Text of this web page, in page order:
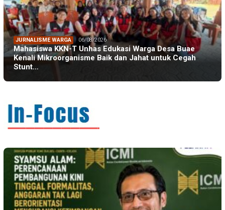
JURNALISME WARGA 06/08/2026
Mahasiswa KKN-T Unhas Edukasi Warga Desa Buae
Kenali Mikroorganisme Baik dan Jahat untuk Cegah
Stunt…